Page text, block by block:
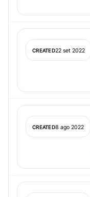
CREATED22 set 2022
CREATED8 ago 2022